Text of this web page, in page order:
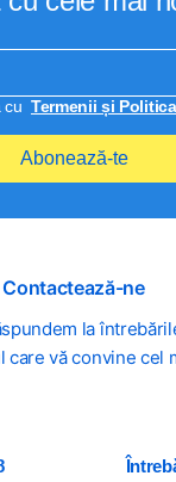
cu Termenii și
Abonează-te
Contactează-ne
la
care vă convine cel